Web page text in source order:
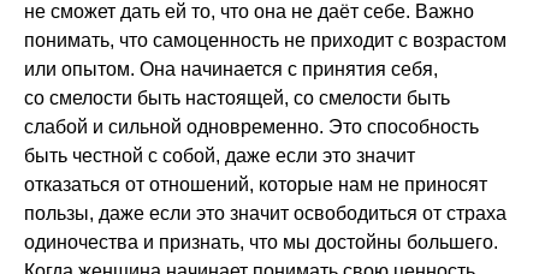
не сможет дать ей то, что она не даёт себе. Важно
понимать, что самоценность не приходит с возрастом
или опытом. Она начинается с принятия себя,
со смелости быть настоящей, со смелости быть
слабой и сильной одновременно. Это способность
быть честной с собой, даже если это значит
отказаться от отношений, которые нам не приносят
пользы, даже если это значит освободиться от страха
одиночества и признать, что мы достойны большего.